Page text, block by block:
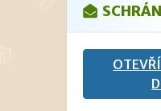
Žádosti ke
jsou vloženy v
podsekce -
stažení